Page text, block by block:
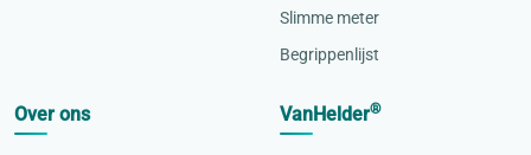
Slimme meter
Begrippenlijst
Over ons VanHelder®